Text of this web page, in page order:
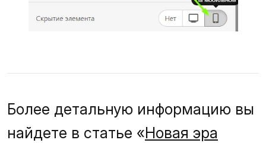
Более детальную информацию вы
найдете в статье «Новая эра